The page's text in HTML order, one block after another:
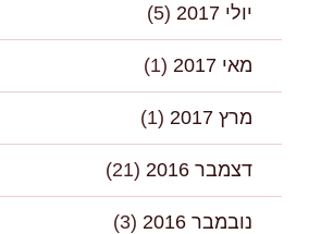
יולי 2017 (5)
מאי 2017 (1)
מרץ 2017 (1)
דצמבר 2016 (21)
נובמבר 2016 (3)